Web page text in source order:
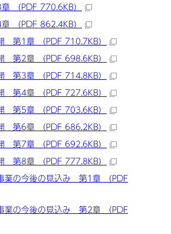
（PDF 770.6KB）
（PDF 862.4KB）
第1章 （PDF 710.7KB）
第2章 （PDF 698.6KB）
第3章 （PDF 714.8KB）
第4章 （PDF 727.6KB）
第5章 （PDF 703.6KB）
第6章 （PDF 686.2KB）
第7章 （PDF 692.6KB）
第8章 （PDF 777.8KB）
の今後の見込み 第1章 （PDF
の今後の見込み 第2章 （PDF